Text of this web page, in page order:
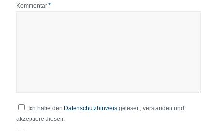
Kommentar *
Ich habe den Datenschutzhinweisgelesen, verstanden und
akzeptiere diesen.